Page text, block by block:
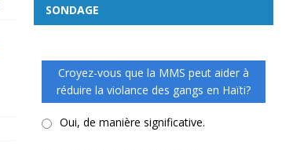
SONDAGE
Croyez-vous que la MMS peut aider à
réduire la violance des gangs en Haïti?
Oui, de manière significative.